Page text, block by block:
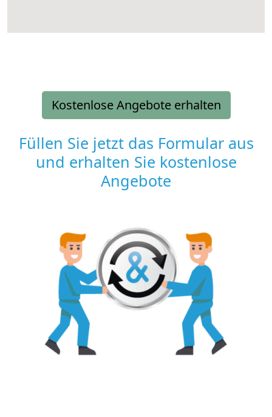
Kostenlose Angebote erhalten
Füllen Sie jetzt das Formular aus
und erhalten Sie kostenlose
Angebote